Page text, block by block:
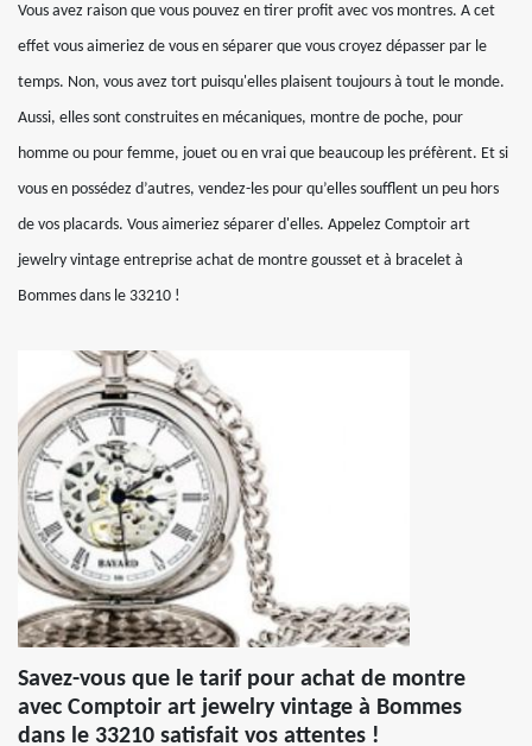
Vous avez raison que vous pouvez en tirer profit avec vos montres. A cet
effet vous aimeriez de vous en séparer que vous croyez dépasser par le
temps. Non, vous avez tort puisqu'elles plaisent toujours à tout le monde.
Aussi, elles sont construites en mécaniques, montre de poche, pour
homme ou pour femme, jouet ou en vrai que beaucoup les préfèrent. Et si
vous en possédez d’autres, vendez-les pour qu’elles soufflent un peu hors
de vos placards. Vous aimeriez séparer d'elles. Appelez Comptoir art
jewelry vintage entreprise achat de montre gousset et à bracelet à
Bommes dans le 33210 !
Savez-vous que le tarif pour achat de montre
avec Comptoir art jewelry vintage à Bommes
dans le 33210 satisfait vos attentes !